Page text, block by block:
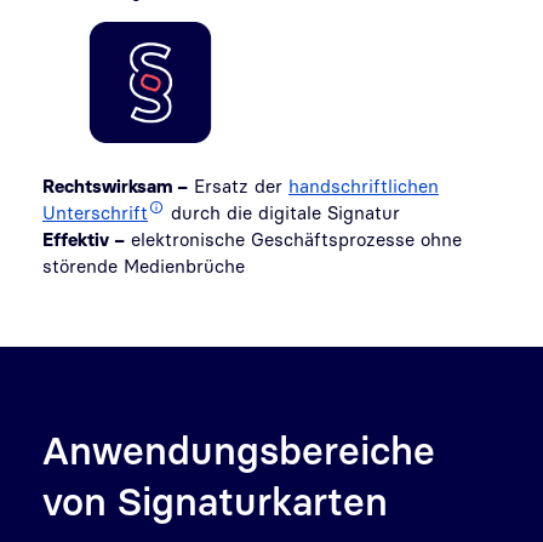
Rechtswirksam – Ersatz der handschriftlichen
Unterschrift
durch die digitale Signatur
Effektiv – elektronische Geschäftsprozesse ohne
störende Medienbrüche
Anwendungsbereiche
von Signaturkarten